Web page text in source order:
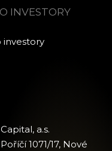
INVESTORY
investory
a.s.
1071/17, Nové